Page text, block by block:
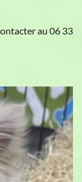
au 06 33